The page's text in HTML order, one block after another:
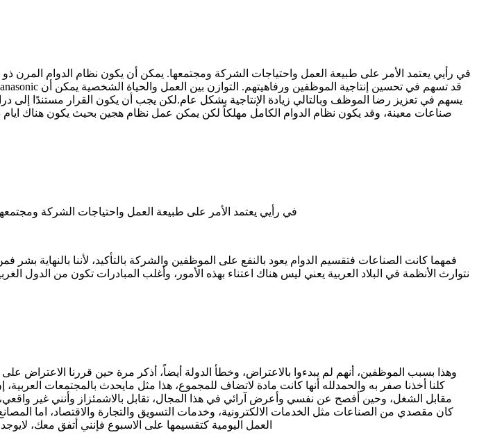
في رأيي يعتمد الأمر على طبيعة العمل واحتياجات الشركة ومجتمعها. يمكن أن يكون نظام الدوام
يسهم في تعزيز رضا الموظف وبالتالي زيادة الإنتاجية بشكل عام.لكن يجب أن يكون القرار مستندًا
صناعات معينة، وقد يكون نظام الدوام الكامل مهلكاً لكن يمكن عمل نظام هجين بحيث يكون هناك
في رأيي يعتمد الأمر على طبيعة العمل واحتياجات الشركة
وهذا بسبب الموظفين، أنهم لم يبدءوا بالاعتراض، وخطأ الدولة أيضاً، أذكر مرة حين قررنا
كلنا أخذنا صفر به والحمدلله أنها كانت مادة لاتضاف للمجموع، هذا مثل مايحدث بالمجتمعات
مقابل الشغل، وحين أفصح عن نفسي وأعرض آرائي في هذا المجال، تقابل بالاشمئزاز وأنني غير
كان مقصدي من الصناعات مثل الخدمات الالكترونية، وخدمات التسويق والتجارة والاقتصاد، اما
العمل اليومية كتقسيمها على الاسبوع فإنني أتفق معك، لايوجد إنسان يقدر على الوقوف أمام